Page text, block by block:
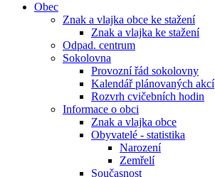
Obec
Znak a vlajka obce ke stažení
Znak a vlajka ke stažení
Odpad. centrum
Sokolovna
Provozní řád sokolovny
Kalendář plánovaných akcí
Rozvrh cvičebních hodin
Informace o obci
Znak a vlajka obce
Obyvatelé - statistika
Narození
Zemřelí
Současnost